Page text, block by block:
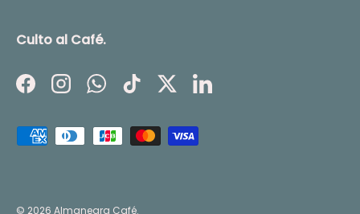
Culto al Café.
FacebookInstagramWhatsApp
TikTokTwitterLinkedIn
Formas de pago aceptadas
© 2026 Almanegra Café.